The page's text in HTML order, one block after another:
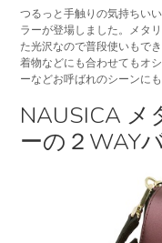
つるっと手触りの気持ちい
ラーが登場しました。メタ
た光沢なので普段使いもで
着物などにも合わせてもオ
ーなどお呼ばれのシーンにも
NAUSICA
ーの２WAY